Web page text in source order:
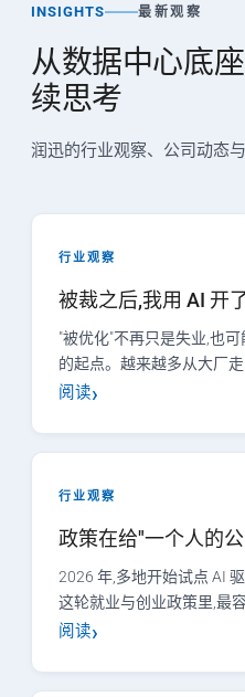
INSIGHTS 最新观察
从数据中心底
续思考
润迅的行业观察、公司动态与
行业观察
被裁之后,我用 AI 开
"被优化"不再只是失业,也
的起点。越来越多从大厂
阅读
行业观察
政策在给"一个人的
2026 年,多地开始试点 AI
这轮就业与创业政策里,最
阅读